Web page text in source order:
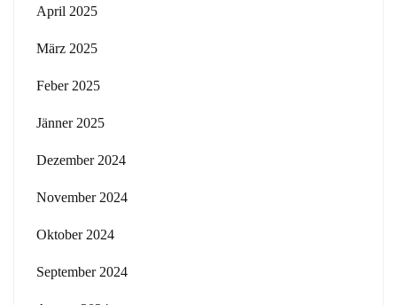
April 2025
März 2025
Feber 2025
Jänner 2025
Dezember 2024
November 2024
Oktober 2024
September 2024